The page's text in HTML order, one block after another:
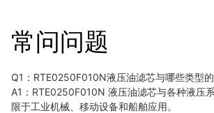
常问问题
Q1：RTE0250F010N液压油滤芯与哪些类型
A1：RTE0250F010N 液压油滤芯与各种液压
限于工业机械、移动设备和船舶应用。